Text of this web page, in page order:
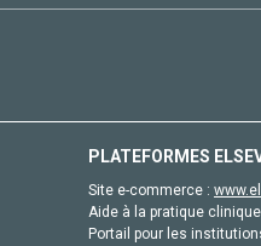
PLATEFORMES
Site e-commerce :
Aide à la pratique
Portail pour les